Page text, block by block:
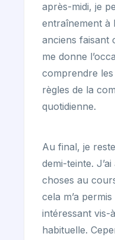
après-midi, je
entraînement à
anciens faisant
me donne
comprendre
règles de la
quotidienne.
Au final, je
demi-teinte.
choses au
cela m’a
intéressant vis-
habituelle.